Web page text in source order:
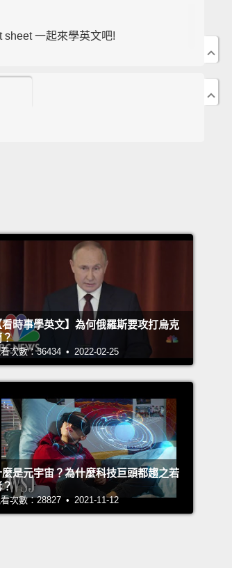
sheet 一起來學英文吧!
to ultra Taiwan"今年有哪些看
麼流利，原來都是從卡通裡學的!
小撇步就是"find something you
說"Uphill battle"，中文是什麼意思?
陽昊恩
#S2O
看時事學英文】為何俄羅斯要攻打烏克
？
次數：36434 • 2022-02-25
麼是元宇宙？為什麼科技巨頭都趨之若
？
次數：28827 • 2021-11-12